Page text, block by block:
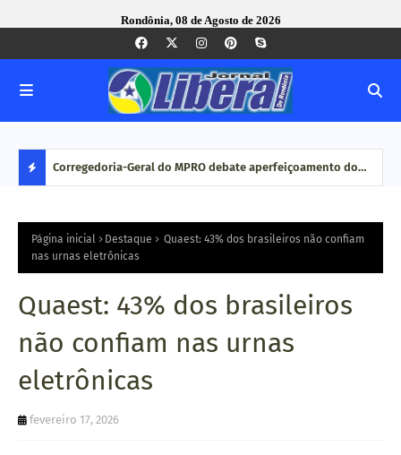
Rondônia, 08 de Agosto de 2026
S
T
Q
U
ação Corregedoria-Geral do MPRO debate aperfeiçoamento do
congresso nacional
Página inicial Destaque
Quaest: 43% dos brasileiros não confiam
nas urnas eletrônicas
Quaest: 43% dos brasileiros
não confiam nas urnas
eletrônicas
fevereiro 17, 2026